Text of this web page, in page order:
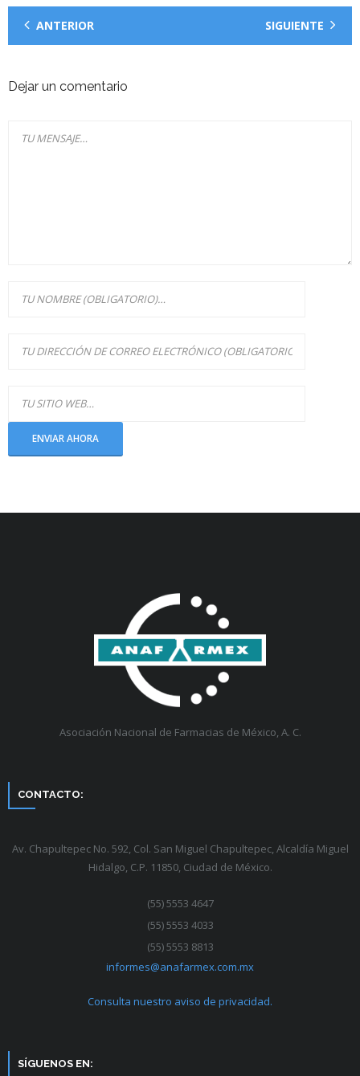
ANTERIOR SIGUIENTE
Dejar un comentario
Asociación Nacional de Farmacias de México, A. C.
CONTACTO:
Av. Chapultepec No. 592, Col. San Miguel Chapultepec, Alcaldía Miguel
Hidalgo, C.P. 11850, Ciudad de México.
(55) 5553 4647
(55) 5553 4033
(55) 5553 8813
informes@anafarmex.com.mx
Consulta nuestro aviso de privacidad.
SÍGUENOS EN: